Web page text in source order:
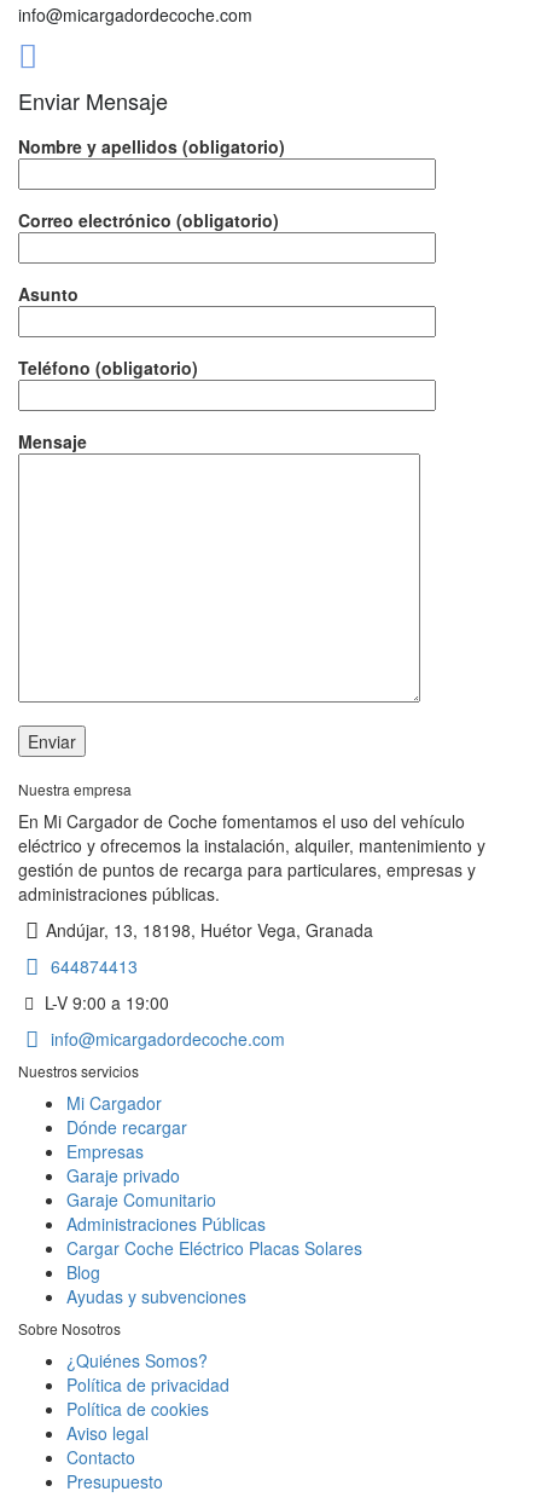
info@micargadordecoche.com
Enviar Mensaje
Nombre y apellidos (obligatorio)
Correo electrónico (obligatorio)
Asunto
Teléfono (obligatorio)
Mensaje
Nuestra empresa
En Mi Cargador de Coche fomentamos el uso del vehículo
eléctrico y ofrecemos la instalación, alquiler, mantenimiento y
gestión de puntos de recarga para particulares, empresas y
administraciones públicas.
Andújar, 13, 18198, Huétor Vega, Granada
644874413
L-V 9:00 a 19:00
info@micargadordecoche.com
Nuestros servicios
Mi Cargador
Dónde recargar
Empresas
Garaje privado
Garaje Comunitario
Administraciones Públicas
Cargar Coche Eléctrico Placas Solares
Blog
Ayudas y subvenciones
Sobre Nosotros
¿Quiénes Somos?
Política de privacidad
Política de cookies
Aviso legal
Contacto
Presupuesto